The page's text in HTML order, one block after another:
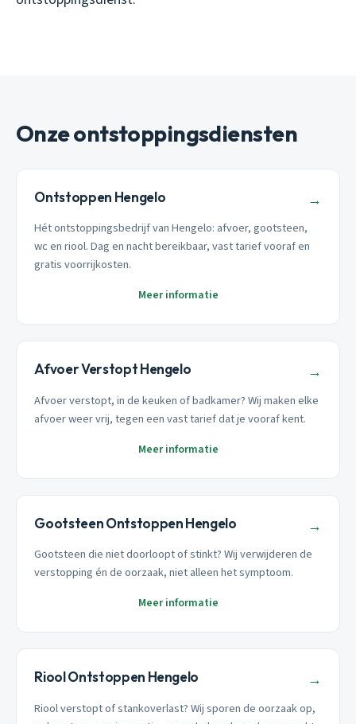
Onze ontstoppingsdiensten
Ontstoppen Hengelo →
Hét ontstoppingsbedrijf van Hengelo: afvoer, gootsteen,
wc en riool. Dag en nacht bereikbaar, vast tarief vooraf en
gratis voorrijkosten.
Meer informatie
Afvoer Verstopt Hengelo →
Afvoer verstopt, in de keuken of badkamer? Wij maken elke
afvoer weer vrij, tegen een vast tarief dat je vooraf kent.
Meer informatie
Gootsteen Ontstoppen Hengelo →
Gootsteen die niet doorloopt of stinkt? Wij verwijderen de
verstopping én de oorzaak, niet alleen het symptoom.
Meer informatie
Riool Ontstoppen Hengelo →
Riool verstopt of stankoverlast? Wij sporen de oorzaak op,